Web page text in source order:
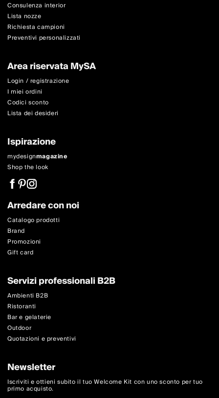
Consulenza interior
Lista nozze
Richiesta campioni
Preventivi personalizzati
Area riservata MySA
Login / registrazione
I miei ordini
Codici sconto
Lista dei desideri
Ispirazione
mydesignmagazine
Shop the look
Arredare con noi
Catalogo prodotti
Brand
Promozioni
Gift card
Servizi professionali B2B
Ambienti B2B
Ristoranti
Bar e gelaterie
Outdoor
Quotazioni e preventivi
Newsletter
Iscriviti e ottieni subito il tuo Welcome Kit con uno sconto per tuo
primo acquisto.